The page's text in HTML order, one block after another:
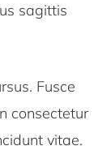
sagittis
Fusce
consectetur
vitae.